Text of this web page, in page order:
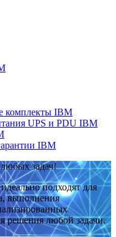
комплекты IBM
UPS и PDU IBM
IBM
задач!
подходят для
выполнения
решения любой задачи.